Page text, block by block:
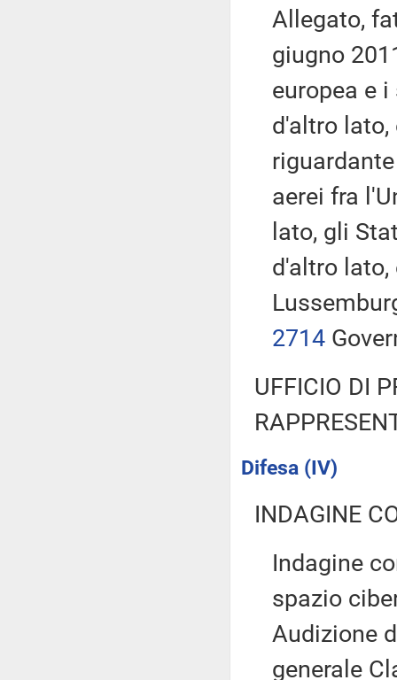
Allegato,
giugno
europea e
d'altro lato,
aerei fra
lato, gli
d'altro lato,
2714
UFFICIO DI
Difesa (IV)
INDAGINE
Indagine
spazio
Audizione
generale